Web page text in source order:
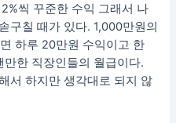
씩 꾸준한 수익 그래서 나
구칠 때가 있다. 1,000만원의
하루 20만원 수익이고 한
한 직장인들의 월급이다.
서 하지만 생각대로 되지 않